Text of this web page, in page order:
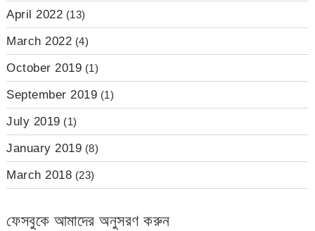
April 2022 (13)
March 2022 (4)
October 2019 (1)
September 2019 (1)
July 2019 (1)
January 2019 (8)
March 2018 (23)
ফেসবুকে আমাদের অনুসরণ করুন